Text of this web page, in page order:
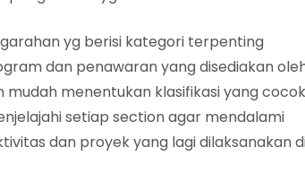
yg berisi kategori terpenting
dan penawaran yang disediakan
mudah menentukan klasifikasi yang cocok
setiap section agar mendalami
dan proyek yang lagi dilaksanakan